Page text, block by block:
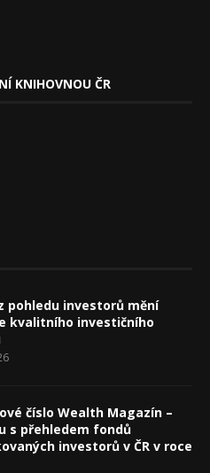
KNIHOVNOU ČR
pohledu investorů mění
kvalitního investičního
číslo Wealth Magazín –
s přehledem fondů
investorů v ČR v roce